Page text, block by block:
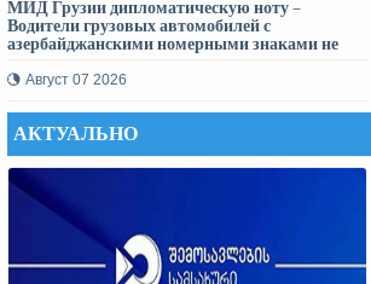
МИД Грузии дипломатическую ноту –
Водители грузовых автомобилей с
азербайджанскими номерными знаками не
пункты Грузии
Август 07 2026
АКТУАЛЬНО